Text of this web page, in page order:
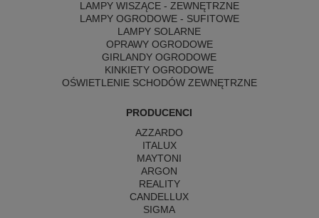
LAMPY WISZĄCE - ZEWNĘTRZNE
LAMPY OGRODOWE - SUFITOWE
LAMPY SOLARNE
OPRAWY OGRODOWE
GIRLANDY OGRODOWE
KINKIETY OGRODOWE
OŚWIETLENIE SCHODÓW ZEWNĘTRZNE
PRODUCENCI
AZZARDO
ITALUX
MAYTONI
ARGON
REALITY
CANDELLUX
SIGMA